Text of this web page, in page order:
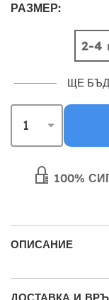
РАЗМЕР:
2-4
ЩЕ
100%
ОПИСАНИЕ